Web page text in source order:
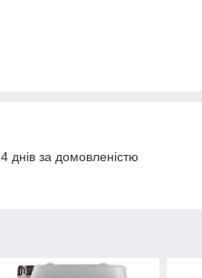
днів за домовленістю